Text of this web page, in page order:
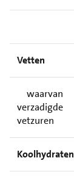
Vetten
waarvan
verzadigde
vetzuren
Koolhydraten